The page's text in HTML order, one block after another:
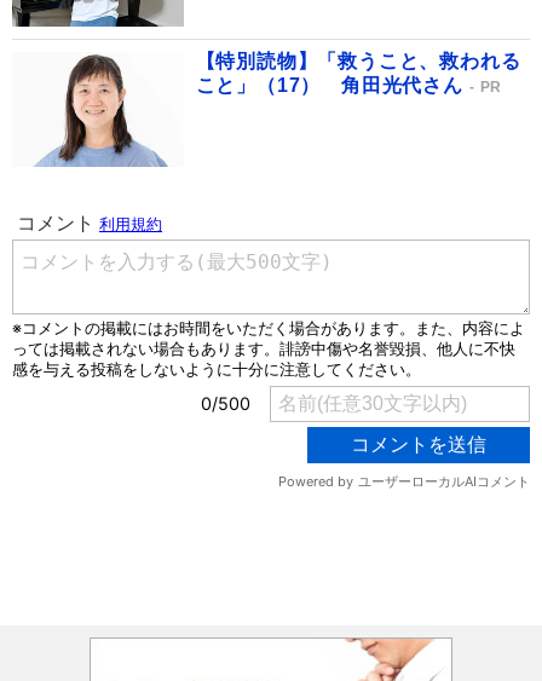
【特別読物】「救うこと、救われる
こと」（17） 角田光代さん
PR